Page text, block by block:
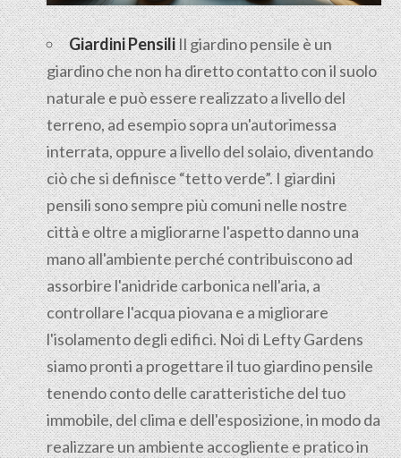
Giardini PensiliIlgiardino pensileè un
giardino che non ha diretto contatto con il suolo
naturale e può essere realizzato a livello del
terreno, ad esempio sopra un'autorimessa
interrata, oppure a livello del solaio, diventando
ciò che si definisce “tetto verde”. I giardini
pensili sono sempre più comuni nelle nostre
città e oltre a migliorarne l'aspetto danno una
mano all'ambiente perché contribuiscono ad
assorbire l'anidride carbonica nell'aria, a
controllare l'acqua piovana e a migliorare
l'isolamento degli edifici. Noi di Lefty Gardens
siamo pronti a progettare il tuo giardino pensile
tenendo conto delle caratteristiche del tuo
immobile, del clima e dell'esposizione, in modo da
realizzare un ambiente accogliente e pratico in